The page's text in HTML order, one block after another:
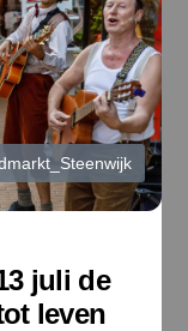
juli de
leven